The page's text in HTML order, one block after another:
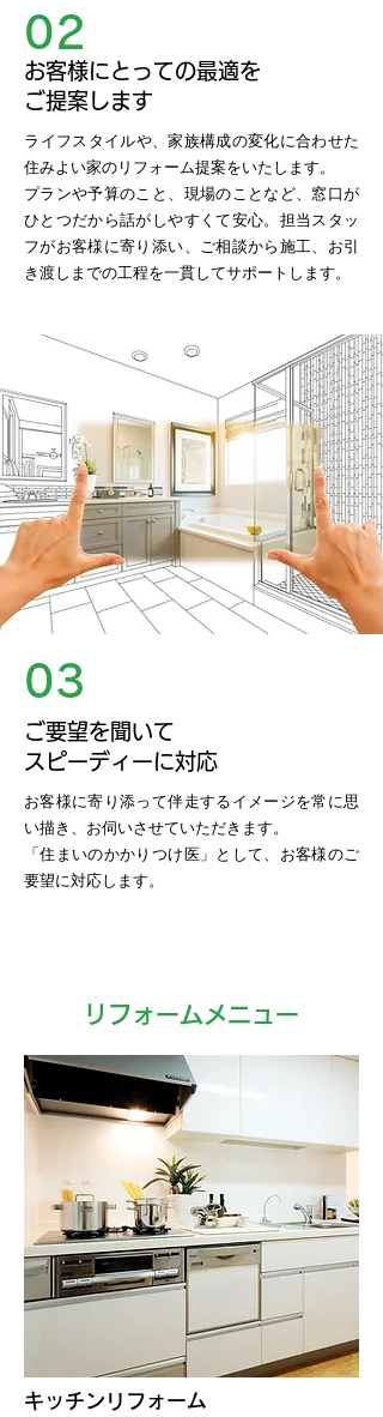
02
お客様にとっての最適を
ご提案します
​ライフスタイルや、家族構成の変化に合わせた
住みよい家のリフォーム提案をいたします。
プランや予算のこと、現場のことなど、窓口が
ひとつだから話がしやすくて安心。担当スタッ
フがお客様に寄り添い、ご相談から施工、お引
き渡しまでの工程を一貫してサポートします。
03
ご要望を聞いて
スピーディーに対応
お客様に寄り添って伴走するイメージを常に思
い描き、お伺いさせていただきます。
「住まいのかかりつけ医」として、お客様のご
要望に対応します。
リフォームメニュー
キッチンリフォーム